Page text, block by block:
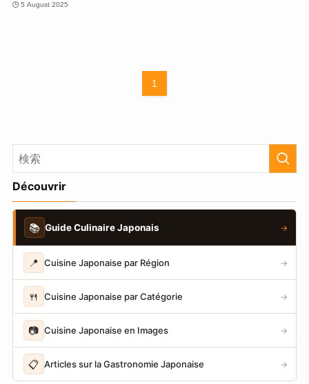
5 August 2025
1
Découvrir
📚 Guide Culinaire Japonais →
📍 Cuisine Japonaise par Région →
🍴 Cuisine Japonaise par Catégorie →
📷 Cuisine Japonaise en Images →
📋 Articles sur la Gastronomie Japonaise →